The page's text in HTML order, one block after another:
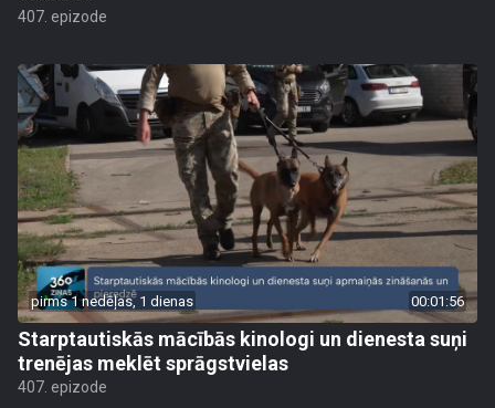
407. epizode
pirms 1 nedēļas, 1 dienas 00:01:56
Starptautiskās mācībās kinologi un dienesta suņi
trenējas meklēt sprāgstvielas
407. epizode